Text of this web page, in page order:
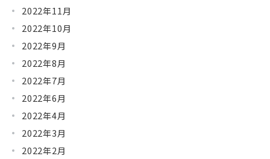
2022年11月
2022年10月
2022年9月
2022年8月
2022年7月
2022年6月
2022年4月
2022年3月
2022年2月